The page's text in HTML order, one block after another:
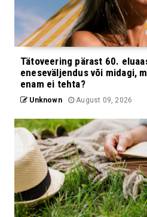
Tätoveering pärast 60.
eneseväljendus või midagi,
enam ei tehta?
Unknown August 09, 2026